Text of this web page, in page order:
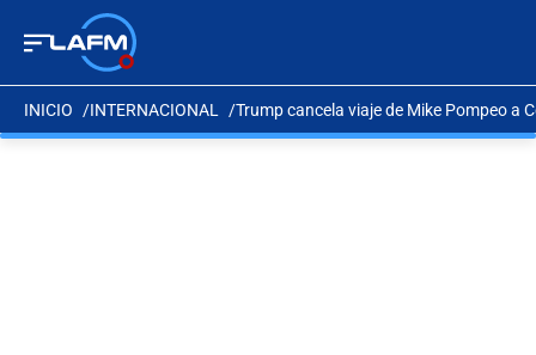
INICIO INTERNACIONAL Trump cancela viaje de Mike Pompeo a